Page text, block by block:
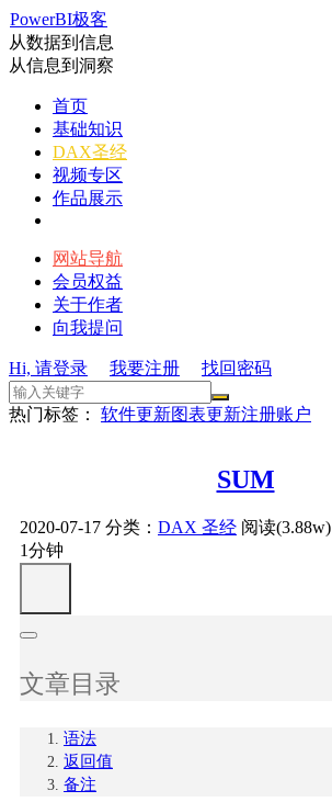
PowerBI极客
从数据到信息
从信息到洞察
首页
基础知识
DAX圣经
视频专区
作品展示
网站导航
会员权益
关于作者
向我提问
Hi, 请登录 我要注册 找回密码
热门标签： 软件更新图表更新注册账户
SUM
2020-07-17 分类： DAX 圣经 阅读(3.88w)
1分钟
文章目录
语法
返回值
备注